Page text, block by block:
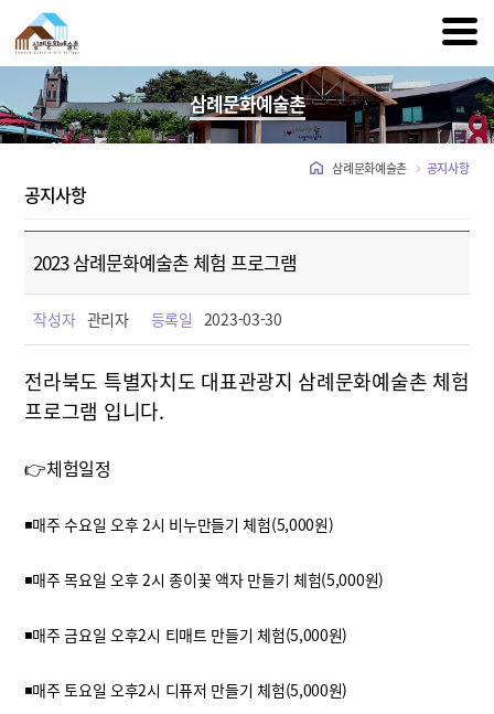
삼례문화예술촌
삼례문화예술촌 공지사항
공지사항
2023 삼례문화예술촌 체험 프로그램
작성자 관리자 등록일 2023-03-30
전라북도 특별자치도 대표관광지 삼례문화예술촌 체험
프로그램 입니다.
👉체험일정
◾매주 수요일 오후 2시 비누만들기 체험(5,000원)
◾매주 목요일 오후 2시 종이꽃 액자 만들기 체험(5,000원)
◾매주 금요일 오후2시 티매트 만들기 체험(5,000원)
◾매주 토요일 오후2시 디퓨저 만들기 체험(5,000원)